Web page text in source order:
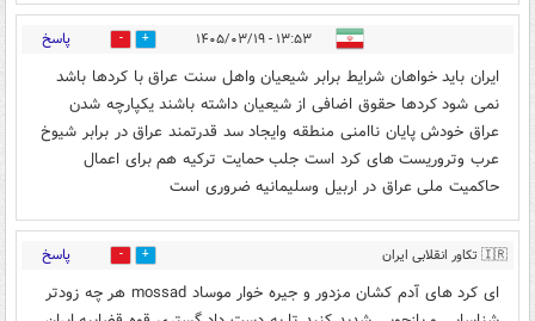
۱۳:۵۳ - ۱۴۰۵/۰۳/۱۹ 1 پاسخ
ایران باید خواهان شرایط برابر شیعیان واهل سنت عراق با کردها باشد
نمی شود کردها حقوق اضافی از شیعیان داشته باشند یکپارچه شدن
عراق خودش پایان ناامنی منطقه وایجاد سد قدرتمند عراق در برابر شیوخ
عرب وتروریست های کرد است جلب حمایت ترکیه هم برای اعمال
حاکمیت ملی عراق در اربیل وسلیمانیه ضروری است
🇮🇷 تکاور انقلابی ایران
زمین 🇮🇷
1 پاسخ
ای کرد های آدم کشان مزدور و جیره خوار موساد mossad هر چه زودتر